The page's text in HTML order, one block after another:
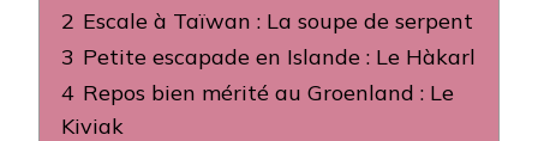
2 Escale à Taïwan : La soupe de serpent
3 Petite escapade en Islande : Le Hàkarl
4 Repos bien mérité au Groenland : Le
Kiviak